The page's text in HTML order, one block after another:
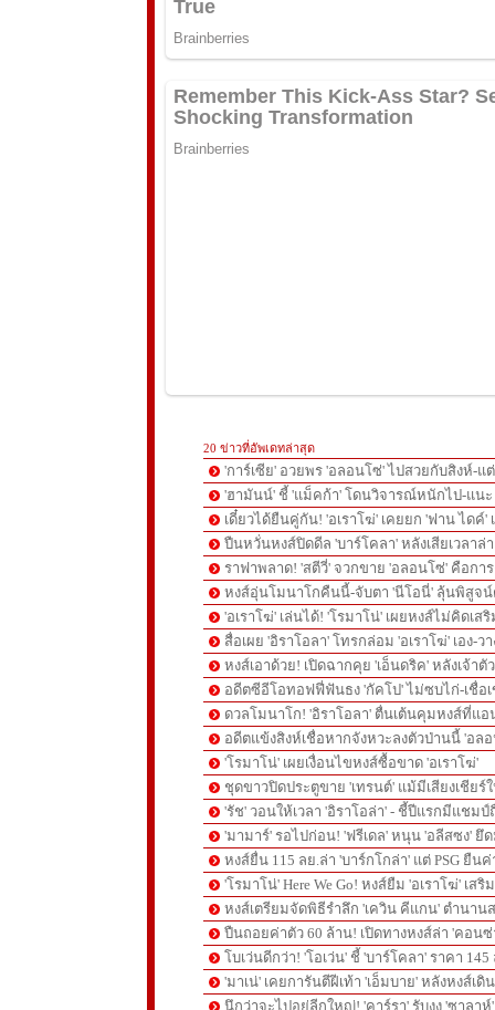
20 ข่าวที่อัพเดทล่าสุด
'การ์เซีย' อวยพร 'อลอนโซ่' ไปสวยกับสิงห์-แ
'ฮามันน์' ชี้ 'แม็คก้า' โดนวิจารณ์หนักไป-แนะ
เดี๋ยวได้ยืนคู่กัน! 'อเราโฆ่' เคยยก 'ฟาน ไดค์'
ปืนหวั่นหงส์ปิดดีล 'บาร์โคลา' หลังเสียเวลาล่
ราฟาพลาด! 'สตีวี่' จวกขาย 'อลอนโซ่' คือกา
หงส์อุ่นโมนาโกคืนนี้-จับตา 'นีโอนี่' ลุ้นพิสูจน์
'อเราโฆ่' เล่นได้! 'โรมาโน่' เผยหงส์ไม่คิดเส
สื่อเผย 'อิราโอลา' โทรกล่อม 'อเราโฆ่' เอง-ว
หงส์เอาด้วย! เปิดฉากคุย 'เอ็นดริค' หลังเจ้า
อดีตซีอีโอทอฟฟี่ฟันธง 'กัคโป' ไม่ซบไก่-เชื่อเ
ดวลโมนาโก! 'อิราโอลา' ตื่นเต้นคุมหงส์ที่แ
อดีตแข้งสิงห์เชื่อหากจังหวะลงตัวป่านนี้ 'อล
'โรมาโน่' เผยเงื่อนไขหงส์ซื้อขาด 'อเราโฆ่'
ชุดขาวปิดประตูขาย 'เทรนต์' แม้มีเสียงเชียร์
'รัช' วอนให้เวลา 'อิราโอล่า' - ชี้ปีแรกมีแชมป์
'มามาร์' รอไปก่อน! 'ฟรีเดล' หนุน 'อลีสซง' ยึ
หงส์ยื่น 115 ลย.ล่า 'บาร์กโกล่า' แต่ PSG ยืนค่
'โรมาโน่' Here We Go! หงส์ยืม 'อเราโฆ่' เสริ
หงส์เตรียมจัดพิธีรำลึก 'เควิน คีแกน' ตำนาน
ปืนถอยค่าตัว 60 ล้าน! เปิดทางหงส์ล่า 'คอนซ่
โบเว่นดีกว่า! 'โอเว่น' ชี้ 'บาร์โคลา' ราคา
'มาเน่' เคยการันตีฝีเท้า 'เอ็มบาย' หลังหงส์เดิ
นึกว่าจะไปอยู่ลีกใหญ่! 'คาร์รา' รับงง 'ซาลา